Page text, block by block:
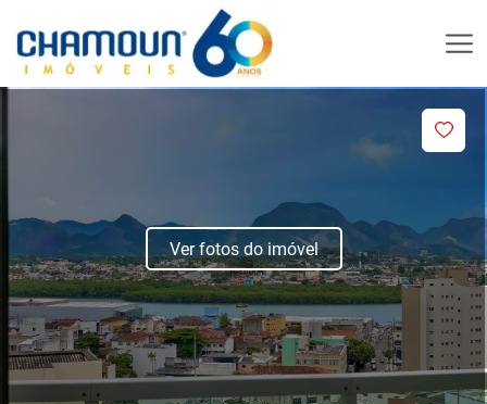
Ver fotos do imóvel